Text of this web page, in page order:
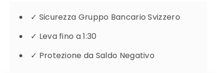
✓ Sicurezza Gruppo Bancario Svizzero
✓ Leva fino a 1:30
✓ Protezione da Saldo Negativo